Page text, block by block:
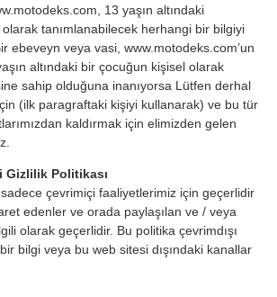
13 yaşın altındaki
tanımlanabilecek herhangi bir bilgiyi
ebeveyn veya vasi, www.motodeks.com’un
altındaki bir çocuğun kişisel olarak
sahip olduğuna inanıyorsa Lütfen derhal
(ilk paragraftaki kişiyi kullanarak) ve bu tür
kaldırmak için elimizden gelen
Gizlilik Politikası
sadece çevrimiçi faaliyetlerimiz için geçerlidir
edenler ve orada paylaşılan ve / veya
olarak geçerlidir. Bu politika çevrimdışı
bilgi veya bu web sitesi dışındaki kanallar